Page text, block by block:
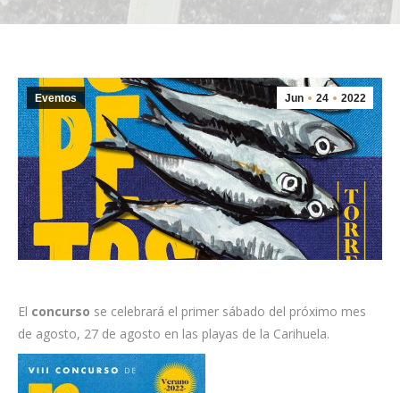
Jun 24 2022
Eventos
El concurso se celebrará el primer sábado del próximo mes
de agosto, 27 de agosto en las playas de la Carihuela.